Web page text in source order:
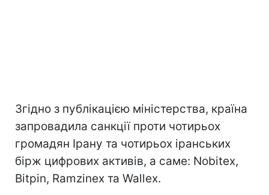
Згідно з публікацією міністерства, країна
запровадила санкції проти чотирьох
громадян Ірану та чотирьох іранських
бірж цифрових активів, а саме: Nobitex,
Bitpin, Ramzinex та Wallex.